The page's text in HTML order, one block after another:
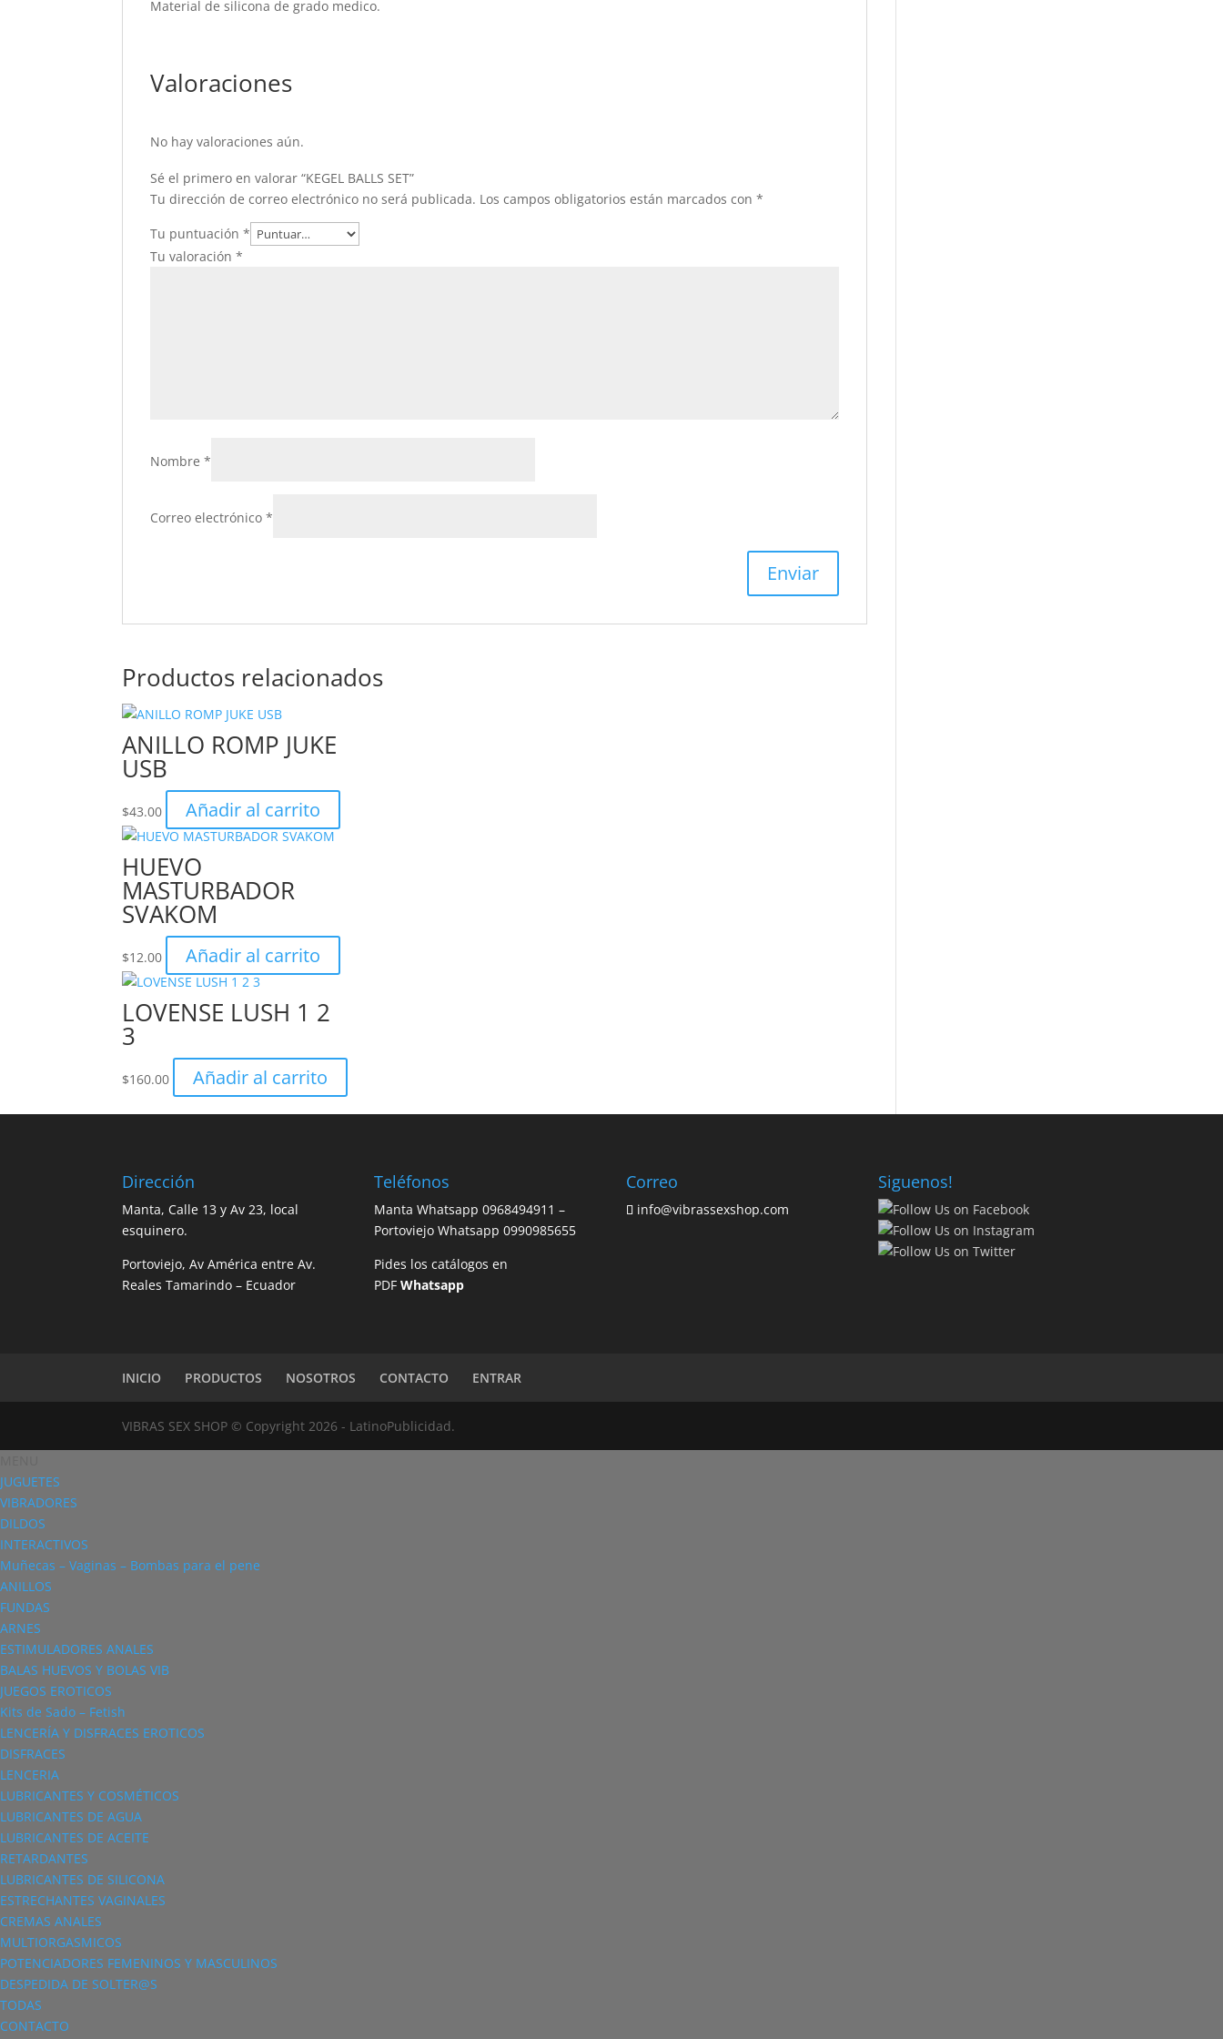
Material de silicona de grado medico.
Valoraciones
No hay valoraciones aún.
Sé el primero en valorar “KEGEL BALLS SET”
Tu dirección de correo electrónico no será publicada. Los campos obligatorios están marcados con*
Tu puntuación*
Tu valoración*
Nombre*
Correo electrónico*
Productos relacionados
ANILLO ROMP JUKE
USB
$43.00 Añadir al carrito
HUEVO
MASTURBADOR
SVAKOM
$12.00 Añadir al carrito
LOVENSE LUSH 1 2
3
$160.00 Añadir al carrito
Dirección
Manta, Calle 13 y Av 23, local
esquinero.
Portoviejo, Av América entre Av.
Reales Tamarindo – Ecuador
Teléfonos
Manta Whatsapp0968494911 –
Portoviejo Whatsapp0990985655
Pides los catálogos en
PDFWhatsapp
Correo
info@vibrassexshop.com
Siguenos!
INICIO PRODUCTOS NOSOTROS CONTACTO ENTRAR
VIBRAS SEX SHOP © Copyright 2026 - LatinoPublicidad.
JUGUETES
VIBRADORES
DILDOS
INTERACTIVOS
Muñecas – Vaginas – Bombas para el pene
ANILLOS
FUNDAS
ARNES
ESTIMULADORES ANALES
BALAS HUEVOS Y BOLAS VIB
JUEGOS EROTICOS
Kits de Sado – Fetish
LENCERÍA Y DISFRACES EROTICOS
DISFRACES
LENCERIA
LUBRICANTES Y COSMÉTICOS
LUBRICANTES DE AGUA
LUBRICANTES DE ACEITE
RETARDANTES
LUBRICANTES DE SILICONA
ESTRECHANTES VAGINALES
CREMAS ANALES
MULTIORGASMICOS
POTENCIADORES FEMENINOS Y MASCULINOS
DESPEDIDA DE SOLTER@S
TODAS
CONTACTO